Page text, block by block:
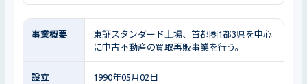
事業概要
東証スタンダード上場、首都圏1都3県を中心
に中古不動産の買取再販事業を行う。
設立 1990年05月02日